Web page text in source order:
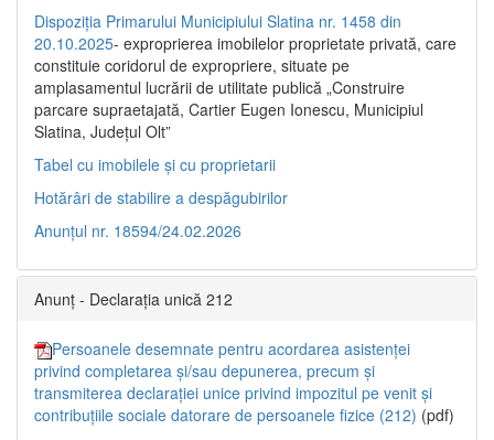
Dispoziția Primarului Municipiului Slatina nr. 1458 din
20.10.2025- exproprierea imobilelor proprietate privată, care
constituie coridorul de expropriere, situate pe
amplasamentul lucrării de utilitate publică „Construire
parcare supraetajată, Cartier Eugen Ionescu, Municipiul
Slatina, Județul Olt”
Tabel cu imobilele și cu proprietarii
Hotărâri de stabilire a despăgubirilor
Anunțul nr. 18594/24.02.2026
Anunț - Declarația unică 212
Persoanele desemnate pentru acordarea asistenței
privind completarea și/sau depunerea, precum și
transmiterea declarației unice privind impozitul pe venit și
contribuțiile sociale datorare de persoanele fizice (212) (pdf)